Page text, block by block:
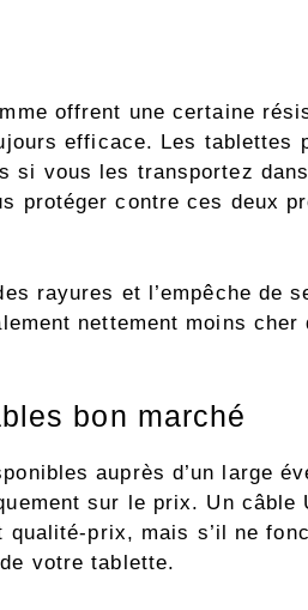
offrent une certaine
efficace. Les tablettes
si vous les transportez
protéger contre ces deux
rayures et l’empêche de
nettement moins cher
bon marché
auprès d’un large
sur le prix. Un câble
qualité-prix, mais s’il ne
votre tablette.